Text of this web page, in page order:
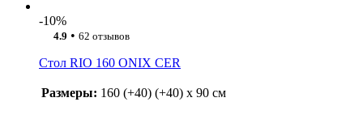
-10%
4.9 • 62 отзывов
Стол RIO 160 ONIX CER
Размеры: 160 (+40) (+40) x 90 см